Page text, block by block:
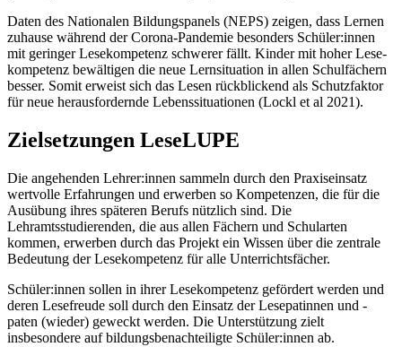
Daten des Nationalen Bildungspanels (NEPS) zeigen, dass Lernen
zuhause während der Corona-Pandemie besonders Schüler:innen
mit geringer Lesekompetenz schwerer fällt. Kinder mit hoher Lese­
kompetenz bewältigen die neue Lernsituation in allen Schulfächern
besser. Somit erweist sich das Lesen rückblickend als Schutzfaktor
für neue herausfordernde Lebenssituationen (Lockl et al 2021).
Zielsetzungen LeseLUPE
Die angehenden Lehrer:innen sammeln durch den Praxiseinsatz
wertvolle Erfahrungen und erwerben so Kompetenzen, die für die
Ausübung ihres späteren Berufs nützlich sind. Die
Lehramtsstudierenden, die aus allen Fächern und Schularten
kommen, erwerben durch das Projekt ein Wissen über die zentrale
Bedeutung der Lesekompetenz für alle Unterrichtsfächer.
Schüler:innen sollen in ihrer Lesekompetenz gefördert werden und
deren Lesefreude soll durch den Einsatz der Lesepatinnen und -
paten (wieder) geweckt werden. Die Unterstützung zielt
insbesondere auf bildungsbenachteiligte Schüler:innen ab.